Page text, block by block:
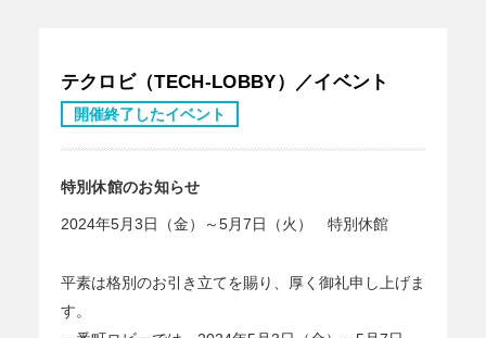
テクロビ（TECH-LOBBY）／イベント
開催終了したイベント
特別休館のお知らせ
2024年5月3日（金）～5月7日（火） 特別休館
平素は格別のお引き立てを賜り、厚く御礼申し上げま
す。